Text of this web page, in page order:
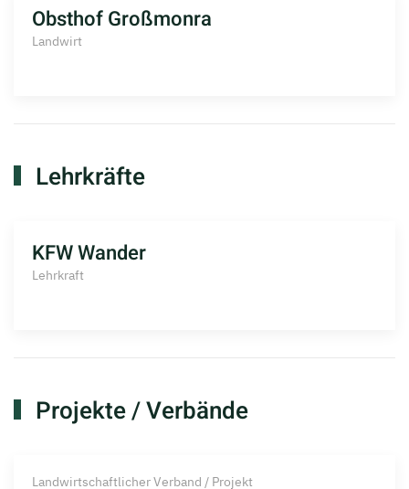
Obsthof Großmonra
Landwirt
Lehrkräfte
KFW Wander
Lehrkraft
Projekte / Verbände
Landwirtschaftlicher Verband / Projekt